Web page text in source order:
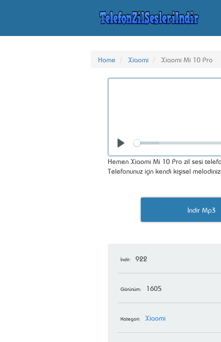
Home Xiaomi Xiaomi Mi 10 Pro
Seek
Hemen Xiaomi Mi 10 Pro zil sesi
Telefonunuz için kendi kişisel
İndir Mp3
İndir: 922
Görünüm: 1605
Kategori: Xiaomi